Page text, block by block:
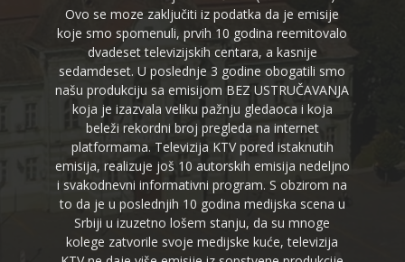
Ovo se moze zaključiti iz podatka da je emisije
koje smo spomenuli, prvih 10 godina reemitovalo
dvadeset televizijskih centara, a kasnije
sedamdeset. U poslednje 3 godine obogatili smo
našu produkciju sa emisijom BEZ USTRUČAVANJA
koja je izazvala veliku pažnju gledaoca i koja
beleži rekordni broj pregleda na internet
platformama. Televizija KTV pored istaknutih
emisija, realizuje još 10 autorskih emisija nedeljno
i svakodnevni informativni program. S obzirom na
to da je u poslednjih 10 godina medijska scena u
Srbiji u izuzetno lošem stanju, da su mnoge
kolege zatvorile svoje medijske kuće, televizija